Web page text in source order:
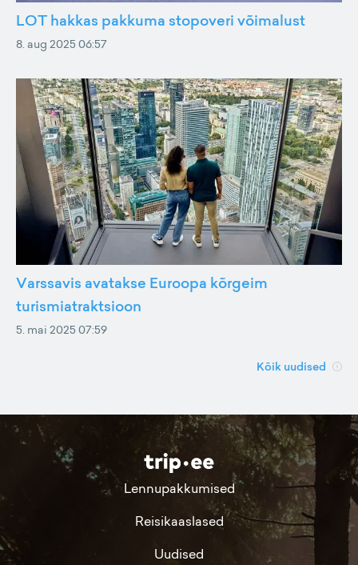
LOT hakkas pakkuma stopoveri võimalust
8. aug 2025 06:57
Varssavis avatakse Euroopa kõrgeim
turismiatraktsioon
5. mai 2025 07:59
Kõik uudised
Lennupakkumised
Reisikaaslased
Uudised